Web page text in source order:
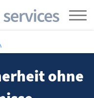
ohne